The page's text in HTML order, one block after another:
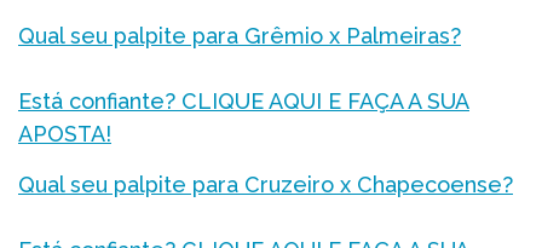
Qual seu palpite para Grêmio x Palmeiras?
Está confiante? CLIQUE AQUI E FAÇA A SUA
APOSTA!
Qual seu palpite para Cruzeiro x Chapecoense?